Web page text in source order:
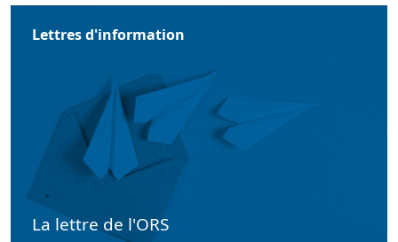
Lettres d'information
La lettre de l'ORS